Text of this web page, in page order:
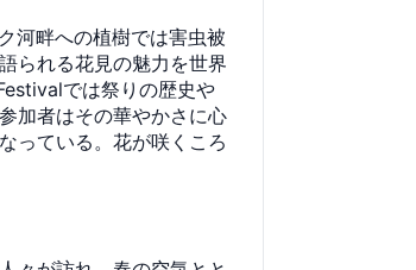
河畔への植樹では害虫被
られる花見の魅力を世界
では祭りの歴史や
加者はその華やかさに心
っている。花が咲くころ